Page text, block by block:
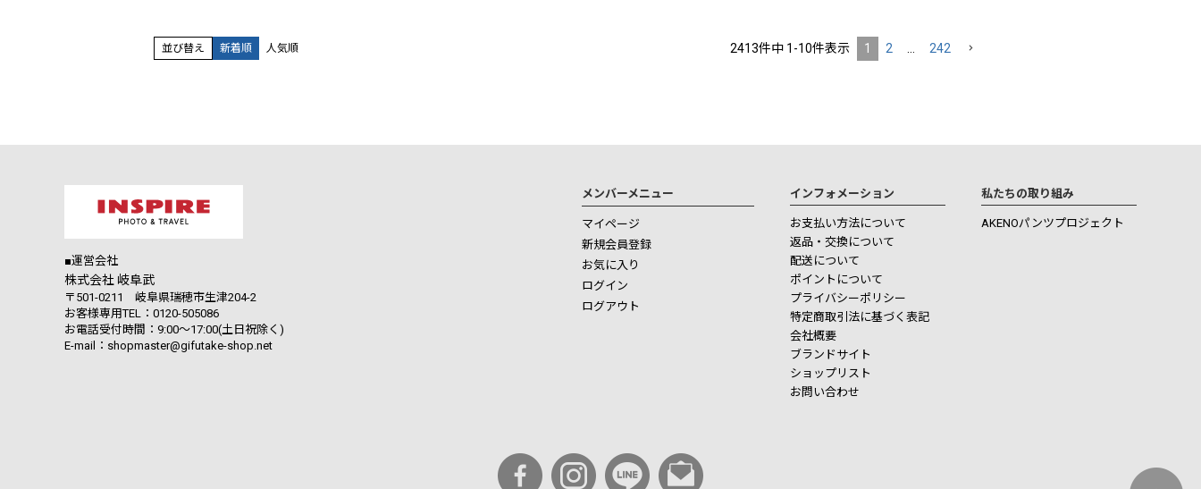
並び替え 新着順 人気順 2413件中 1 -10件表示 1 2 242
■運営会社
株式会社 岐阜武
〒501-0211 岐阜県瑞穂市生津204-2
お客様専用TEL：0120-505086
お電話受付時間：9:00～17:00(土日祝除く)
E-mail：shopmaster@gifutake-shop.net
メンバーメニュー
マイページ
新規会員登録
お気に入り
ログイン
ログアウト
インフォメーション
お支払い方法について
返品・交換について
配送について
ポイントについて
プライバシーポリシー
特定商取引法に基づく表記
会社概要
ブランドサイト
ショップリスト
お問い合わせ
私たちの取り組み
AKENOパンツプロジェクト